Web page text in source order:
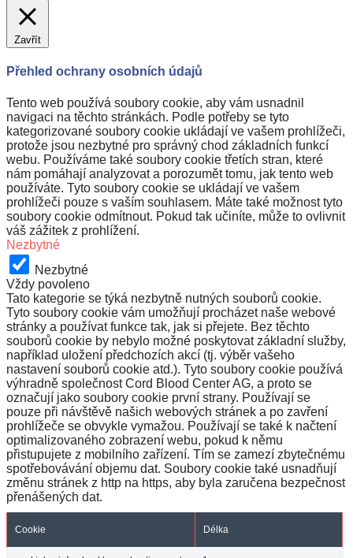
Zavřít
Přehled ochrany osobních údajů
Tento web používá soubory cookie, aby vám usnadnil
navigaci na těchto stránkách. Podle potřeby se tyto
kategorizované soubory cookie ukládají ve vašem prohlížeči,
protože jsou nezbytné pro správný chod základních funkcí
webu. Používáme také soubory cookie třetích stran, které
nám pomáhají analyzovat a porozumět tomu, jak tento web
používáte. Tyto soubory cookie se ukládají ve vašem
prohlížeči pouze s vaším souhlasem. Máte také možnost tyto
soubory cookie odmítnout. Pokud tak učiníte, může to ovlivnit
váš zážitek z prohlížení.
Nezbytné
Nezbytné
Vždy povoleno
Tato kategorie se týká nezbytně nutných souborů cookie.
Tyto soubory cookie vám umožňují procházet naše webové
stránky a používat funkce tak, jak si přejete. Bez těchto
souborů cookie by nebylo možné poskytovat základní služby,
například uložení předchozích akcí (tj. výběr vašeho
nastavení souborů cookie atd.). Tyto soubory cookie používá
výhradně společnost Cord Blood Center AG, a proto se
označují jako soubory cookie první strany. Používají se
pouze při návštěvě našich webových stránek a po zavření
prohlížeče se obvykle vymažou. Používají se také k načtení
optimalizovaného zobrazení webu, pokud k němu
přistupujete z mobilního zařízení. Tím se zamezí zbytečnému
spotřebovávání objemu dat. Soubory cookie také usnadňují
změnu stránek z http na https, aby byla zaručena bezpečnost
přenášených dat.
Cookie Délka